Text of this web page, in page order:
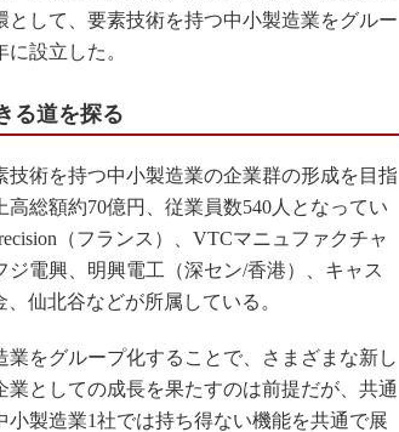
して、要素技術を持つ中小製造業をグルー
設立した。
る道を探る
術を持つ中小製造業の企業群の形成を目指
総額約70億円、従業員数540人となってい
（フランス）、VTCマニュファクチャ
電興、明興電工（深セン/香港）、キャス
仙北谷などが所属している。
をグループ化することで、さまざまな新し
としての成長を果たすのは前提だが、共通
製造業1社では持ち得ない機能を共通で展